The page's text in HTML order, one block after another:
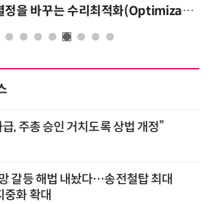
AI 시대의 의사결정을 바꾸는 수리최적화(Optimization): 실제 산업 적용 사례와 활용 전략
, 주총 승인 거치도록 상법 개정”
갈등 해법 내놨다…송전철탑 최대
화 확대